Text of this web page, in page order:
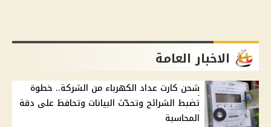
الاخبار العامة
شحن كارت عداد الكهرباء من الشركة.. خطوة
تضبط الشرائح وتحدّث البيانات وتحافظ على دقة
المحاسبة